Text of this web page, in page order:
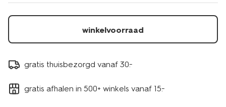
hotel-
extra-
winkelvoorraad
gratis thuisbezorgd vanaf 30.-
gratis afhalen in 500+ winkels vanaf 15.-